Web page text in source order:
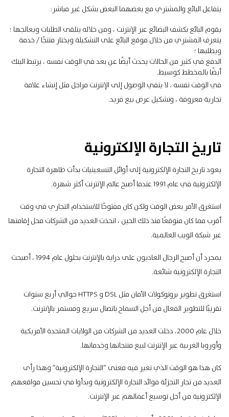
يتفاعل البائع والمشتري مع بعضهما البعض بشكل غير مباشر:
يقوم البائع بكشف البضائع عبر الإنترنت ، ومن خلاله يتلقى الطلبات ويعالجها ؛
يتعرف المشتري من خلال موقع البائع على التشكيلة ويختار منتجًا / خدمة
ويطلبها ؛
الدفع في كثير من الحالات يحدث أيضًا عن بعد في الوقت نفسه ، يرتبط البنك
أيضًا بالمخطط كوسيط.
في الوقت نفسه ، لا ينفي الوصول إلى الإنترنت مراحل مثل إنشاء علامة
تجارية معروفة ، وتشكيل عرض بيع فريد.
تاريخ التجارة الإلكترونية
يعود تاريخ التجارة الإلكترونية إلى أوائل التسعينيات بدأت ظاهرة التجارة
الإلكترونية في عام 1991 عندما أصبح عالم الإنترنت أكثر شهرة.
استغرق الأمر بعض الوقت ولكن كان مفتوحًا للاستخدام التجاري في وقت
أقرب مما كان متوقعًا منذ ذلك الحين ، اتخذت العديد من الشركات محل إقامتها
عبر شبكة الويب العالمية.
بمجرد أن أصبح الرجال العاديون على دراية بالإنترنت بحلول عام 1994 ، أصبحت
التجارة الإلكترونية شائعة.
استغرق تطوير بروتوكولات الأمان مثل DSL و HTTPS حوالي أربع سنوات
تقريبًا للتطوير الفعال من أجل السماح باتصال سريع ومستمر بالإنترنت.
خلال عام 2000، دخلت العديد من الشركات من الولايات المتحدة الأمريكية
وأوروبا الغربية عبر الإنترنت لبيع منتجاتها وخدماتها.
كان هذا هو الوقت الذي تغير فيه معنى “التجارة الإلكترونية” وهذا رأى
العديد من تجار التجزئة فوائد التجارة الإلكترونية وبدأوا في تحسين مواقعهم
الإلكترونية من أجل توسيع أعمالهم عبر الإنترنت.